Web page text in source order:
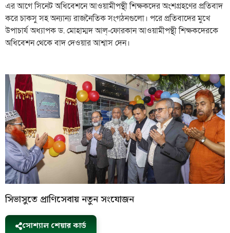
এর আগে সিনেট অধিবেশনে আওয়ামীপন্থী শিক্ষকদের অংশগ্রহণের প্রতিবাদ
করে চাকসু সহ অন্যান্য রাজনৈতিক সংগঠনগুলো। পরে প্রতিবাদের মুখে
উপাচার্য অধ্যাপক ড. মোহাম্মদ আল্-ফোরকান আওয়ামীপন্থী শিক্ষকদেরকে
অধিবেশন থেকে বাদ দেওয়ার আশ্বাস দেন।
সিভাসুতে প্রাণিসেবায় নতুন সংযোজন
সোশ্যাল শেয়ার কার্ড